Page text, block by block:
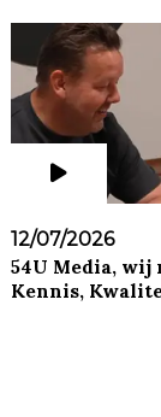
12/07/2026
54U Media,
Kennis,